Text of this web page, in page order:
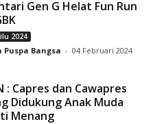
Gen G Helat Fun Run
2024
Puspa Bangsa - 04 Februari 2024
: Capres dan Cawapres
Didukung Anak Muda
Menang